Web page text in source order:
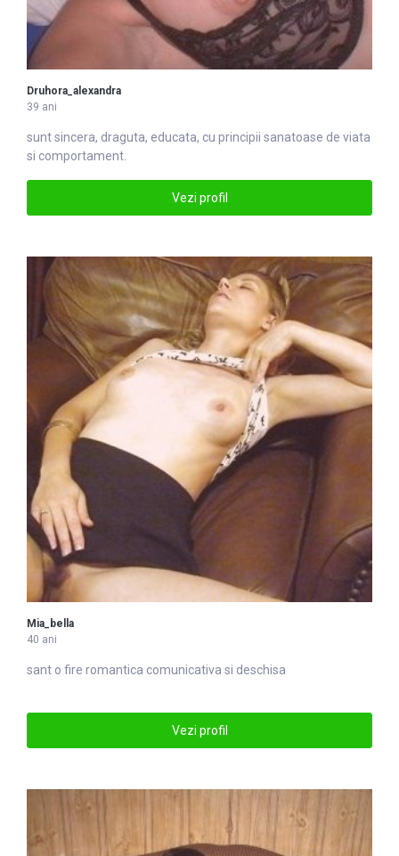
Druhora_alexandra
39 ani
sunt sincera, draguta, educata, cu principii sanatoase de viata
si comportament.
Vezi profil
Mia_bella
40 ani
sant o fire romantica comunicativa si deschisa
Vezi profil